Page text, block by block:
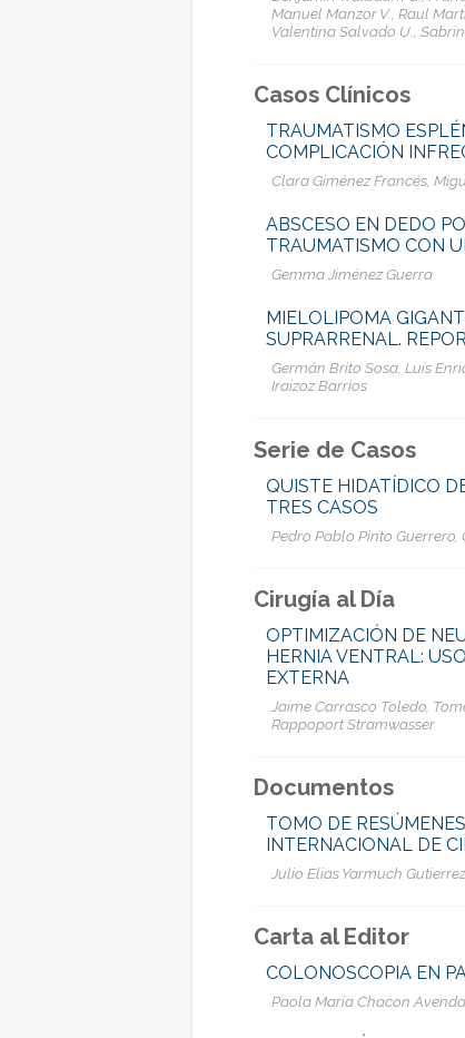
Manuel Manzor V., Raul
Valentina Salvado U.,
Casos Clínicos
TRAUMATISMO
COMPLICACIÓN
Clara Giménez Francés,
ABSCESO EN DEDO
TRAUMATISMO CON
Gemma Jiménez Guerra
MIELOLIPOMA
SUPRARRENAL.
Germán Brito Sosa, Luis
Iraizoz Barrios
Serie de Casos
QUISTE HIDATÍDICO
TRES CASOS
Pedro Pablo Pinto
Cirugía al Día
OPTIMIZACIÓN DE
HERNIA VENTRAL:
EXTERNA
Jaime Carrasco Toledo,
Rappoport Stramwasser
Documentos
TOMO DE
INTERNACIONAL DE
Julio Elias Yarmuch Gutierrez
Carta al Editor
COLONOSCOPIA EN
Paola María Chacon